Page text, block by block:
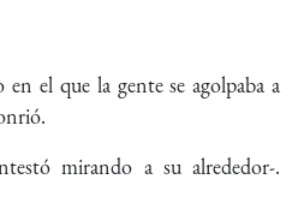
el que la gente se agolpaba a
mirando a su alrededor-.